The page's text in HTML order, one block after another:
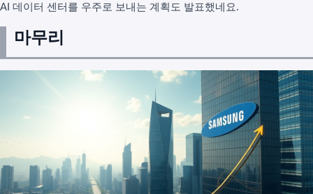
AI 데이터 센터를 우주로 보내는 계획도 발표했네요.
마무리